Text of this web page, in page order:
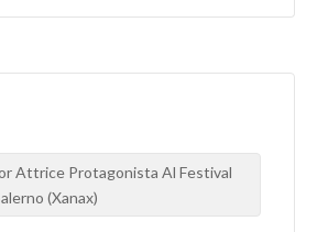
Attrice Protagonista Al Festival
(Xanax)